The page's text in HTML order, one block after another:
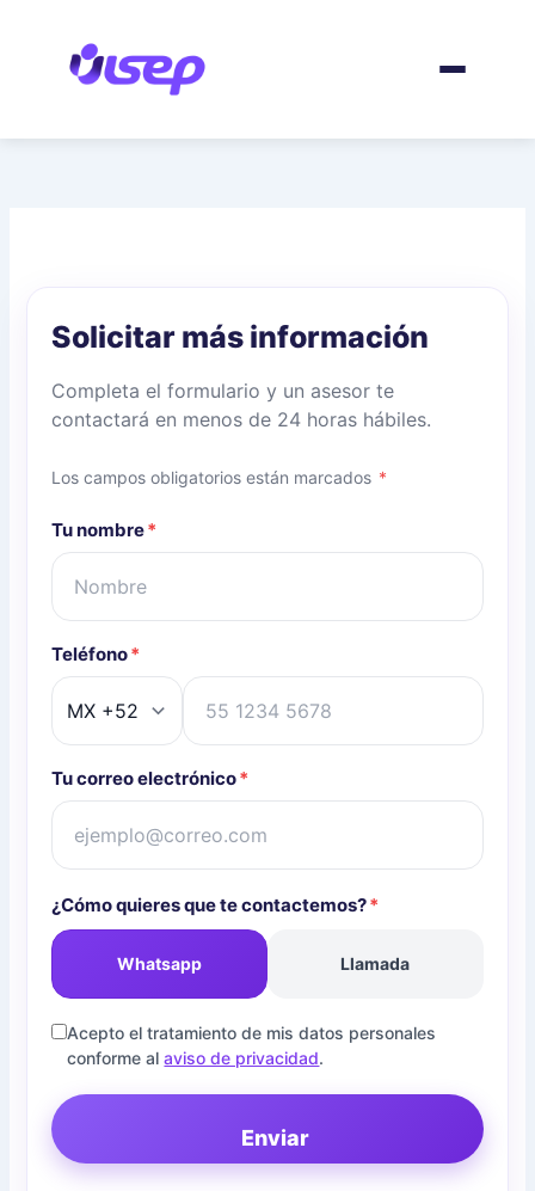
contenido
Solicitar más información
Completa el formulario y un asesor te
contactará en menos de 24 horas hábiles.
Los campos obligatorios están marcados *
Tu nombre*
Teléfono*
Tu correo electrónico*
¿Cómo quieres que te contactemos?*
Whatsapp Llamada
Acepto el tratamiento de mis datos personales
conforme alaviso de privacidad.
Enviar